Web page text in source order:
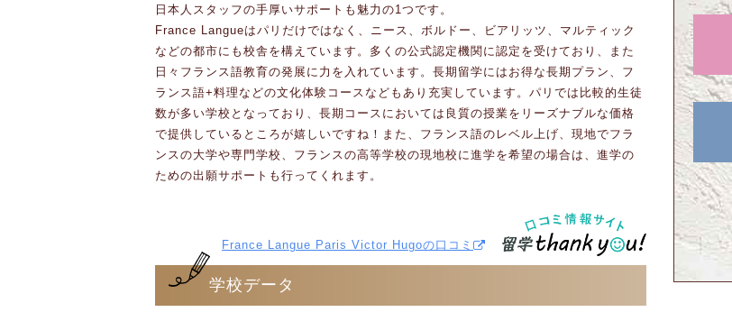
日本人スタッフの手厚いサポートも魅力の1つです。
France Langueはパリだけではなく、ニース、ボルドー、ビアリッツ、マルティック
などの都市にも校舎を構えています。多くの公式認定機関に認定を受けており、また
日々フランス語教育の発展に力を入れています。長期留学にはお得な長期プラン、フ
ランス語+料理などの文化体験コースなどもあり充実しています。パリでは比較的生徒
数が多い学校となっており、長期コースにおいては良質の授業をリーズナブルな価格
で提供しているところが嬉しいですね！また、フランス語のレベル上げ、現地でフラ
ンスの大学や専門学校、フランスの高等学校の現地校に進学を希望の場合は、進学の
ための出願サポートも行ってくれます。
France Langue Paris Victor Hugoの口コミ
学校データ